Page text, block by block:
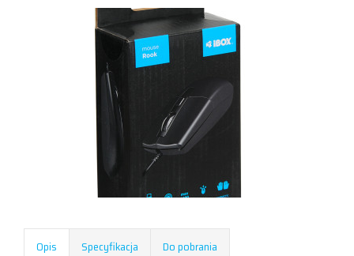
Opis Specyfikacja Do pobrania